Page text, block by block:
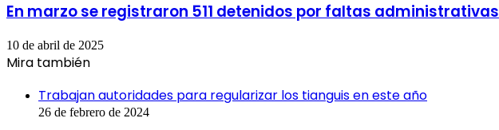
En marzo se registraron 511 detenidos por faltas administrativas
10 de abril de 2025
Mira también
Trabajan autoridades para regularizar los tianguis en este año
26 de febrero de 2024